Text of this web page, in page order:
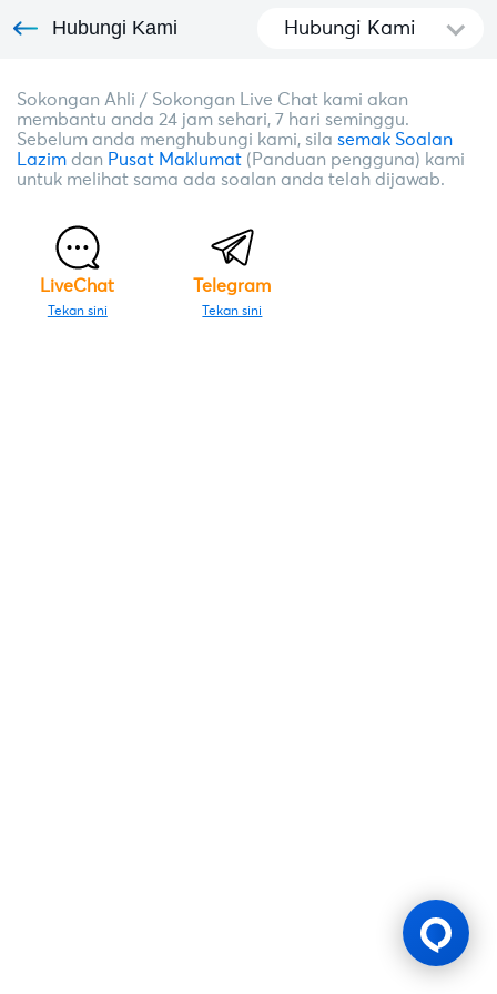
Hubungi Kami Hubungi Kami
Sokongan Ahli / Sokongan Live Chat kami akan
membantu anda 24 jam sehari, 7 hari seminggu.
Sebelum anda menghubungi kami, sila semak Soalan
Lazimdan Pusat Maklumat(Panduan pengguna) kami
untuk melihat sama ada soalan anda telah dijawab.
LiveChat
Tekan sini
Telegram
Tekan sini